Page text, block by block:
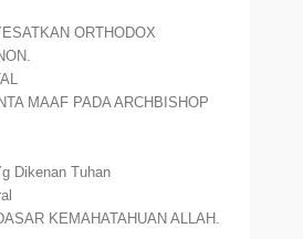
ORTHODOX
MAAF PADA ARCHBISHOP
Dikenan Tuhan
KEMAHATAHUAN ALLAH.